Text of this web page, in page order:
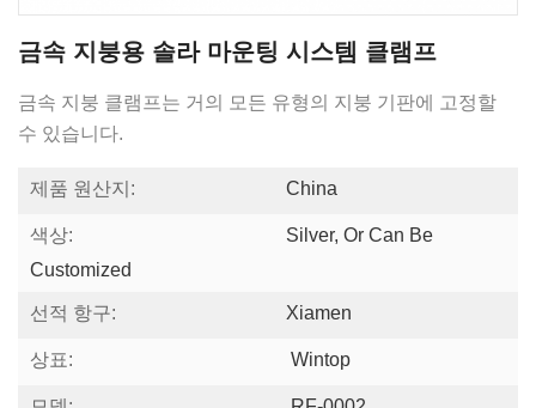
금속 지붕용 솔라 마운팅 시스템 클램프
금속 지붕 클램프는 거의 모든 유형의 지붕 기판에 고정할
수 있습니다.
제품 원산지: China
색상:
Silver, Or Can Be
Customized
선적 항구: Xiamen
상표: Wintop